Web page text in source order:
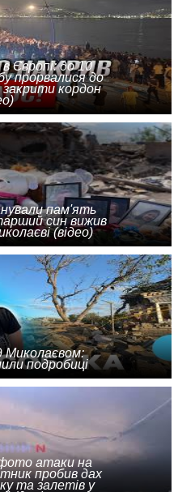
Європі: до 10
прорвалися до
закрити кордон
пам'ять
син вижив
(відео)
Миколаєвом:
подробиці
атаки на
пробив дах
та залетів у